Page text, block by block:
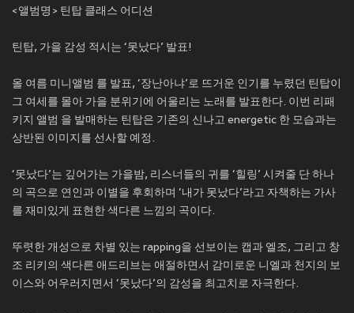
<앨범명> 틴탑 클래스 어디션
틴탑, 가을 감성 적시는 ‘못났다’ 발표!
올 여름 미니앨범 를 발표, ‘장난아냐’로 뜨거운 인기를 누렸던 틴탑이
그 여세를 몰아 가을 분위기에 어울리는 노래를 발표한다. 이번 리패
키지 앨범 을 발매하는 틴탑은 기존의 신나고 energetic 한 모습과는
상반된 이미지를 선사할 예정.
‘못났다’는 깊어가는 가을밤, 리스너들의 귀를 ‘힐링’ 시켜줄 단 하나
의 곡으로 연인과 이별을 후회하며 ‘내가 못났다’라고 자책하는 가사
를 재미있게 표현한 색다른 느낌의 곡이다.
뚜렷한 개성으로 차별 있는 rapping을 선보이는 캡과 엘조, 그리고 창
조 리키의 색다른 애드리브는 애절하면서 감미로운 니엘과 천지의 보
이스와 어우러지면서 ‘못났다’의 감성을 최고치로 자극한다.